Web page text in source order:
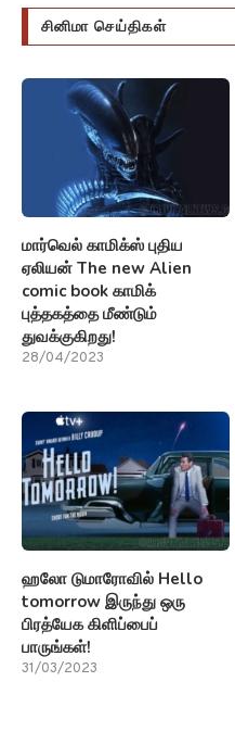
சினிமா செய்திகள்
மார்வெல் காமிக்ஸ் புதிய
ஏலியன் The new Alien
comic book காமிக்
புத்தகத்தை மீண்டும்
துவக்குகிறது!
28/04/2023
ஹலோ டுமாரோவில் Hello
tomorrow இருந்து ஒரு
பிரத்யேக கிளிப்பைப்
பாருங்கள்!
31/03/2023